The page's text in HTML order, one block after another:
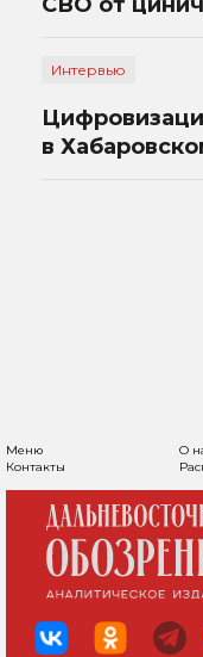
Интервью
в
Меню О
Контакты